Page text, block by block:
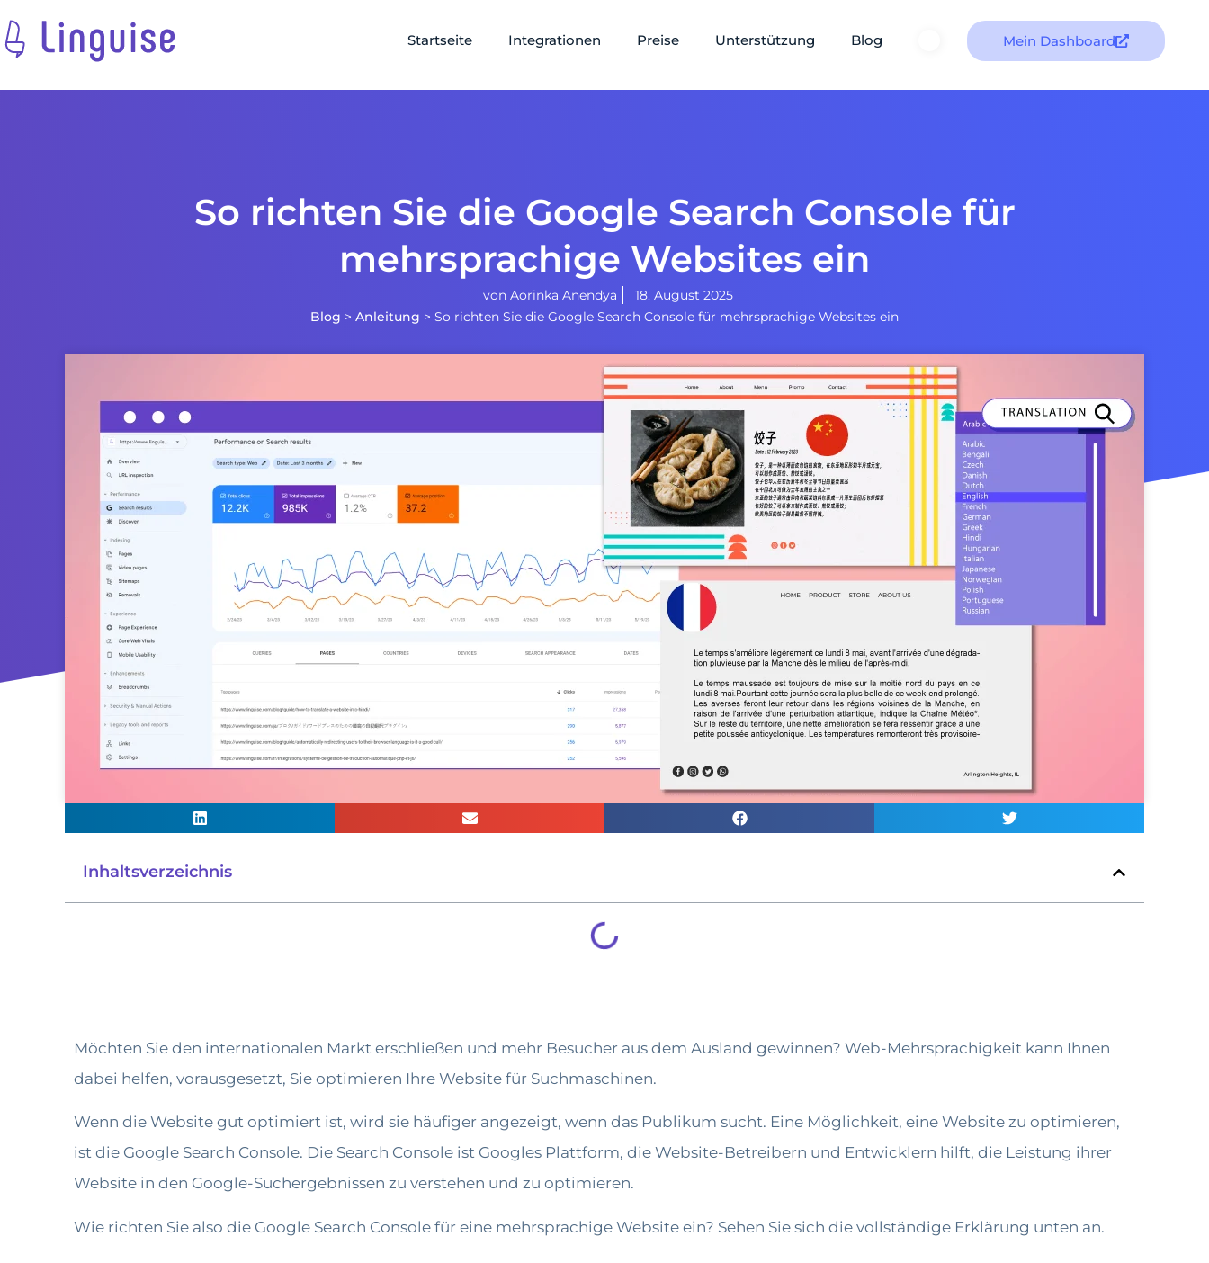
Startseite Integrationen Preise Unterstützung Blog Mein Dashboard
So richten Sie die Google Search Console für
mehrsprachige Websites ein
von Aorinka Anendya
18. August 2025
Blog > Anleitung > So richten Sie die Google Search Console für mehrsprachige Websites ein
Inhaltsverzeichnis
Möchten Sie den internationalen Markt erschließen und mehr Besucher aus dem Ausland gewinnen? Web-Mehrsprachigkeit kann Ihnen
dabei helfen, vorausgesetzt, Sie optimieren Ihre Website für Suchmaschinen.
Wenn die Website gut optimiert ist, wird sie häufiger angezeigt, wenn das Publikum sucht. Eine Möglichkeit, eine Website zu optimieren,
ist die Google Search Console. Die Search Console ist Googles Plattform, die Website-Betreibern und Entwicklern hilft, die Leistung ihrer
Website in den Google-Suchergebnissen zu verstehen und zu optimieren.
Wie richten Sie also die Google Search Console für eine mehrsprachige Website ein? Sehen Sie sich die vollständige Erklärung unten an.